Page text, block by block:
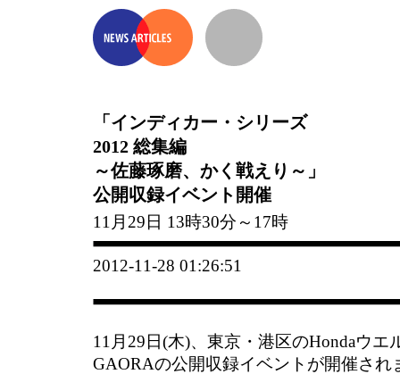
「インディカー・シリーズ
2012 総集編
～佐藤琢磨、かく戦えり～」
公開収録イベント開催
11月29日 13時30分～17時
2012-11-28 01:26:51
11月29日(木)、東京・港区のHondaウエ
GAORAの公開収録イベントが開催され